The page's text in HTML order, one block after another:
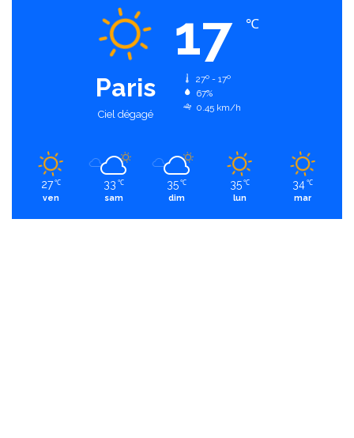
Paris
Ciel dégagé
17 ℃
27º - 17º
67%
0.45 km/h
27 ℃
ven
33 ℃
sam
35 ℃
dim
35 ℃
lun
34 ℃
mar